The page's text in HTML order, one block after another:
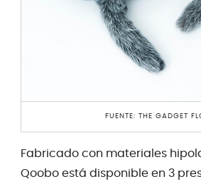
FUENTE: THE GADGET
Fabricado con materiales
Qoobo está disponible en 3